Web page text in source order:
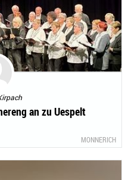
an zu Uespelt
MONNERICH